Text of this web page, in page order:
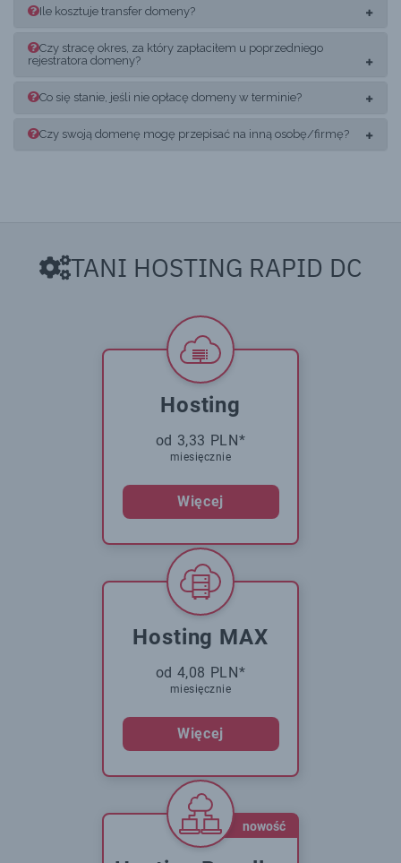
Ile kosztuje transfer domeny?
Czy stracę okres, za który zapłaciłem u poprzedniego
rejestratora domeny?
Co się stanie, jeśli nie opłacę domeny w terminie?
Czy swoją domenę mogę przepisać na inną osobę/firmę?
TANI HOSTING RAPID DC
Hosting
od 3,33 PLN*
miesięcznie
Więcej
Hosting MAX
od 4,08 PLN*
miesięcznie
Więcej
nowość